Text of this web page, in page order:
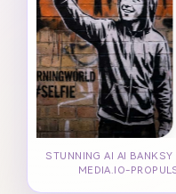
STUNNING AI AI BANKSY
MEDIA.IO-